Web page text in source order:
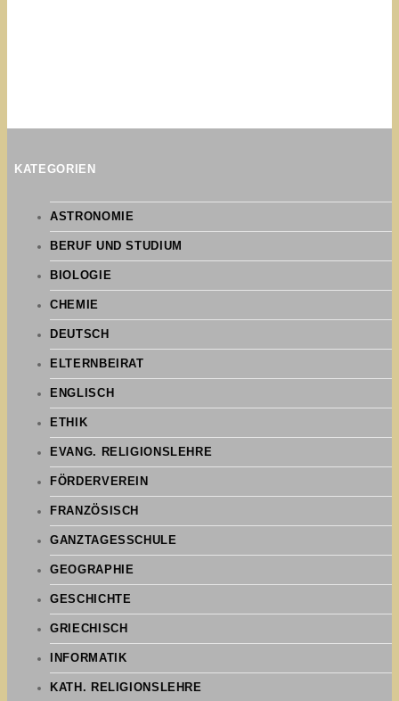
KATEGORIEN
ASTRONOMIE
BERUF UND STUDIUM
BIOLOGIE
CHEMIE
DEUTSCH
ELTERNBEIRAT
ENGLISCH
ETHIK
EVANG. RELIGIONSLEHRE
FÖRDERVEREIN
FRANZÖSISCH
GANZTAGESSCHULE
GEOGRAPHIE
GESCHICHTE
GRIECHISCH
INFORMATIK
KATH. RELIGIONSLEHRE